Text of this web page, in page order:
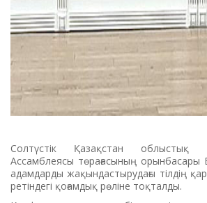
Солтүстік Қазақстан облыстық
Ассамблеясы төрағасының орынбасары
адамдарды жақындастырудағы тілдің
ретіндегі қоғамдық рөліне тоқталды.